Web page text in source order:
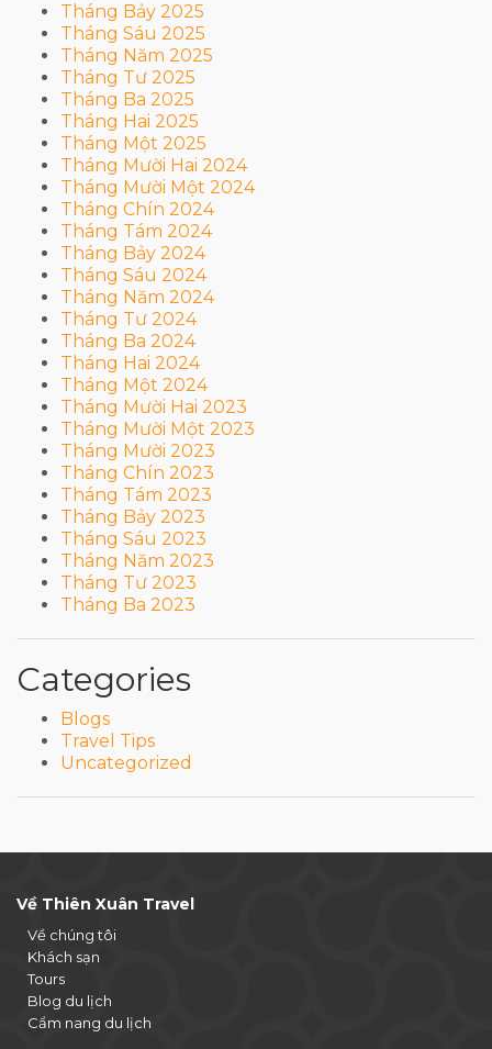
Tháng Bảy 2025
Tháng Sáu 2025
Tháng Năm 2025
Tháng Tư 2025
Tháng Ba 2025
Tháng Hai 2025
Tháng Một 2025
Tháng Mười Hai 2024
Tháng Mười Một 2024
Tháng Chín 2024
Tháng Tám 2024
Tháng Bảy 2024
Tháng Sáu 2024
Tháng Năm 2024
Tháng Tư 2024
Tháng Ba 2024
Tháng Hai 2024
Tháng Một 2024
Tháng Mười Hai 2023
Tháng Mười Một 2023
Tháng Mười 2023
Tháng Chín 2023
Tháng Tám 2023
Tháng Bảy 2023
Tháng Sáu 2023
Tháng Năm 2023
Tháng Tư 2023
Tháng Ba 2023
Categories
Blogs
Travel Tips
Uncategorized
Về Thiên Xuân Travel
Về chúng tôi
Khách sạn
Tours
Blog du lịch
Cẩm nang du lịch